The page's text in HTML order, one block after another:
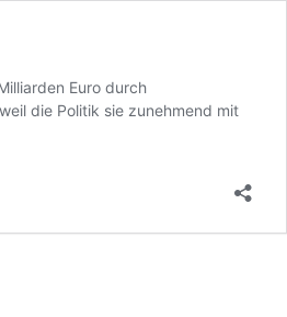
Euro durch
die Politik sie zunehmend mit